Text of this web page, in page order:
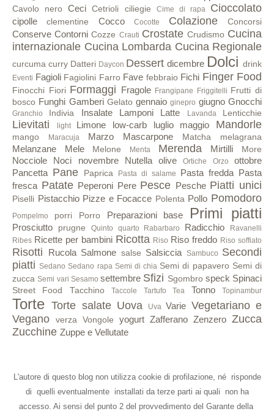
Cavolo nero Ceci Cetrioli ciliegie Cime di rapa Cioccolato
cipolle clementine Cocco Cocotte Colazione Concorsi
Conserve Contorni Cozze Crauti Crostate Crudismo Cucina
internazionale Cucina Lombarda Cucina Regionale
curcuma curry Datteri Daycon Dessert dicembre Dolci drink
Eventi Fagioli Fagiolini Farro Fave febbraio Fichi Finger Food
Finocchi Fiori Formaggi Fragole Frangipane Friggitelli Frutti di
bosco Funghi Gamberi Gelato gennaio ginepro giugno Gnocchi
Granchio Indivia Insalate Lamponi Latte Lavanda Lenticchie
Lievitati light Limone low-carb luglio maggio Mandorle
mango Maracuja Marzo Mascarpone Matcha melagrana
Melanzane Mele Melone Menta Merenda Mirtilli More
Nocciole Noci novembre Nutella olive Ortiche Orzo
ottobre
Pancetta Pane Paprica Pasta di salame Pasta fredda Pasta
fresca Patate Peperoni Pere Pesce Pesche Piatti unici
Piselli Pistacchio Pizze e Focacce Polenta Pollo Pomodoro
Pompelmo porri Porro Preparazioni base Primi piatti
Prosciutto prugne Quinto quarto Rabarbaro Radicchio
Ravanelli
Ribes Ricette per bambini Ricotta Riso Riso freddo Riso soffiato
Risotti Rucola Salmone salse Salsiccia Sambuco Secondi
piatti Sedano Sedano rapa Semi di chia Semi di papavero Semi di
zucca Semi vari Sesamo settembre Sfizi Sgombro speck Spinaci
Street Food Tacchino Taccole Tartufo Tea Tonno Topinambur
Torte Torte salate Uova Uva Varie Vegetariano e
Vegano
verza Vongole yogurt Zafferano Zenzero Zucca
Zucchine Zuppe e Vellutate
L'autore di questo blog non utilizza cookie di profilazione, né risponde
di quelli eventualmente installati da terze parti ai quali non ha
accesso. Ai sensi del punto 2 del provvedimento del Garante della